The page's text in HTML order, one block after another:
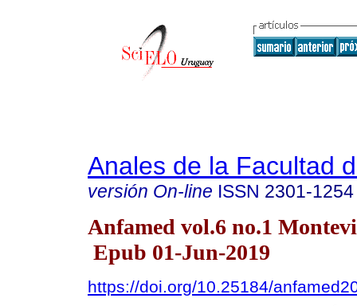
Anales de la Facultad
versión On-line ISSN 2301-1254
Anfamed vol.6 no.1
Epub 01-Jun-2019
https://doi.org/10.25184/